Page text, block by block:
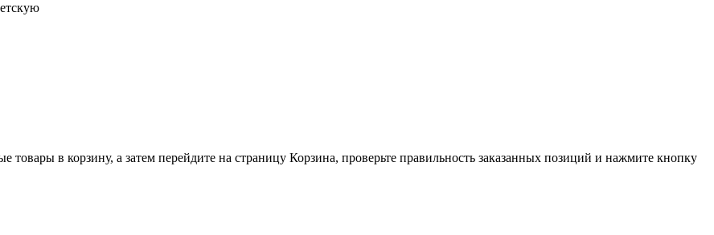
товары в корзину, а затем перейдите на страницу Корзина, проверьте правильность заказанных позиций и нажмите кнопку